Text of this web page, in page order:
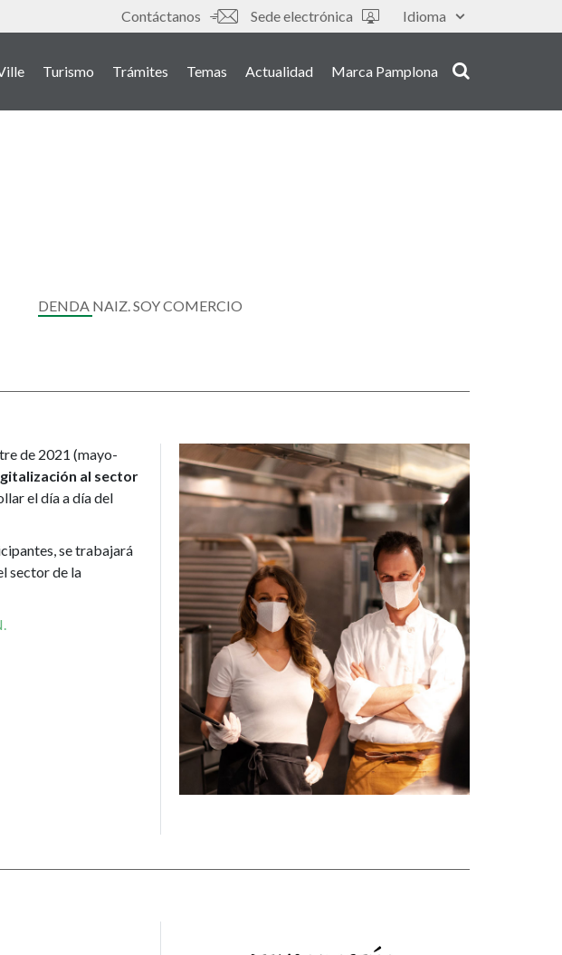
Idioma
Outils
Contáctanos Sede electrónica
Turismo Trámites Temas Actualidad Marca Pamplona
DENDA NAIZ. SOY COMERCIO
de 2021 (mayo-
al sector
el día a día del
se trabajará
sector de la